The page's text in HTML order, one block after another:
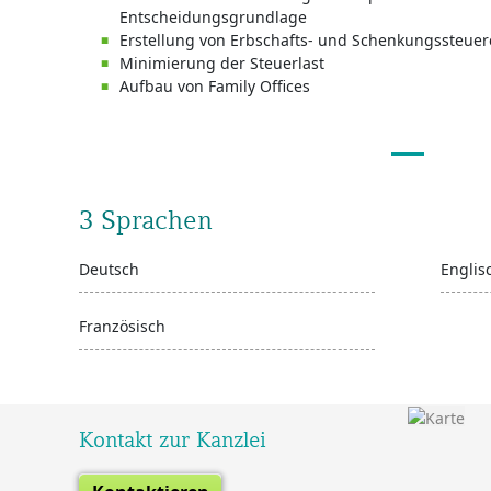
Entscheidungsgrundlage
Erstellung von Erbschafts- und
Minimierung der Steuerlast
Aufbau von Family Offices
3 Sprachen
Deutsch
Französisch
Kontakt zur Kanzlei